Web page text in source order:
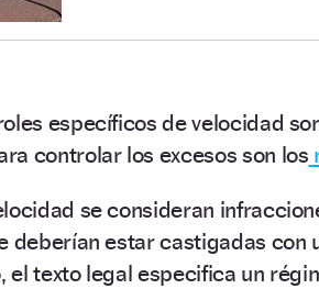
específicos de velocidad
controlar los excesos son los
se consideran
deberían estar castigadas con
el texto legal especifica un